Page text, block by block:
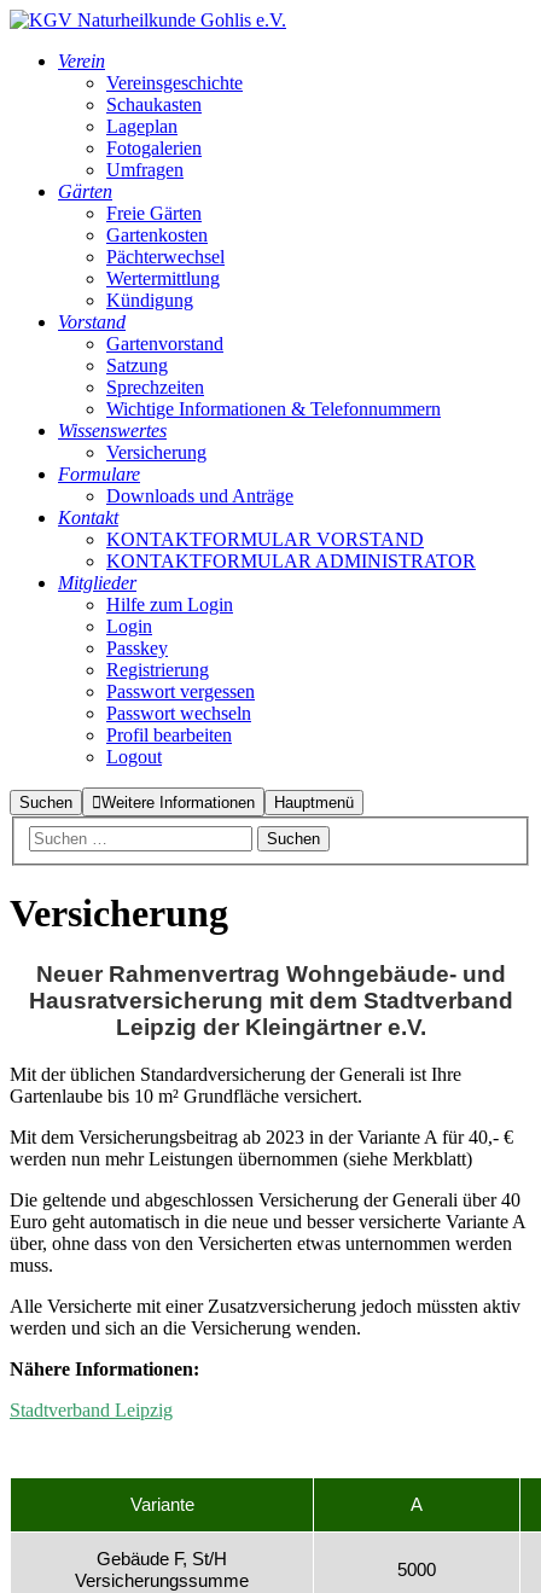
Verein
Vereinsgeschichte
Schaukasten
Lageplan
Fotogalerien
Umfragen
Gärten
Freie Gärten
Gartenkosten
Pächterwechsel
Wertermittlung
Kündigung
Vorstand
Gartenvorstand
Satzung
Sprechzeiten
Wichtige Informationen & Telefonnummern
Wissenswertes
Versicherung
Formulare
Downloads und Anträge
Kontakt
KONTAKTFORMULAR VORSTAND
KONTAKTFORMULAR ADMINISTRATOR
Mitglieder
Hilfe zum Login
Login
Passkey
Registrierung
Passwort vergessen
Passwort wechseln
Profil bearbeiten
Logout
Suchen Weitere Informationen Hauptmenü
Versicherung
Neuer Rahmenvertrag Wohngebäude- und
Hausratversicherung mit dem Stadtverband
Leipzig der Kleingärtner e.V.
Mit der üblichen Standardversicherung der Generali ist Ihre
Gartenlaube bis 10 m² Grundfläche versichert.
Mit dem Versicherungsbeitrag ab 2023 in der Variante A für 40,- €
werden nun mehr Leistungen übernommen (siehe Merkblatt)
Die geltende und abgeschlossen Versicherung der Generali über 40
Euro geht automatisch in die neue und besser versicherte Variante A
über, ohne dass von den Versicherten etwas unternommen werden
muss.
Alle Versicherte mit einer Zusatzversicherung jedoch müssten aktiv
werden und sich an die Versicherung wenden.
Nähere Informationen:
Stadtverband Leipzig
Variante A
Gebäude F, St/H
Versicherungssumme
5000